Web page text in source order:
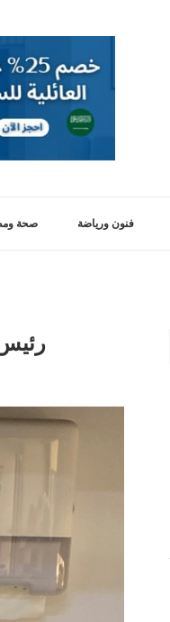
فنون ورياضة صحة